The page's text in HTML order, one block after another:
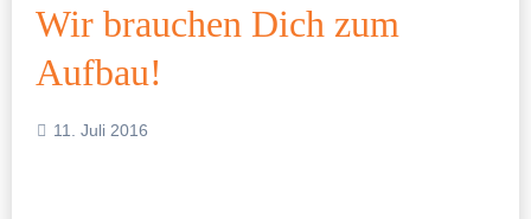
Wir brauchen Dich zum
Aufbau!
11. Juli 2016